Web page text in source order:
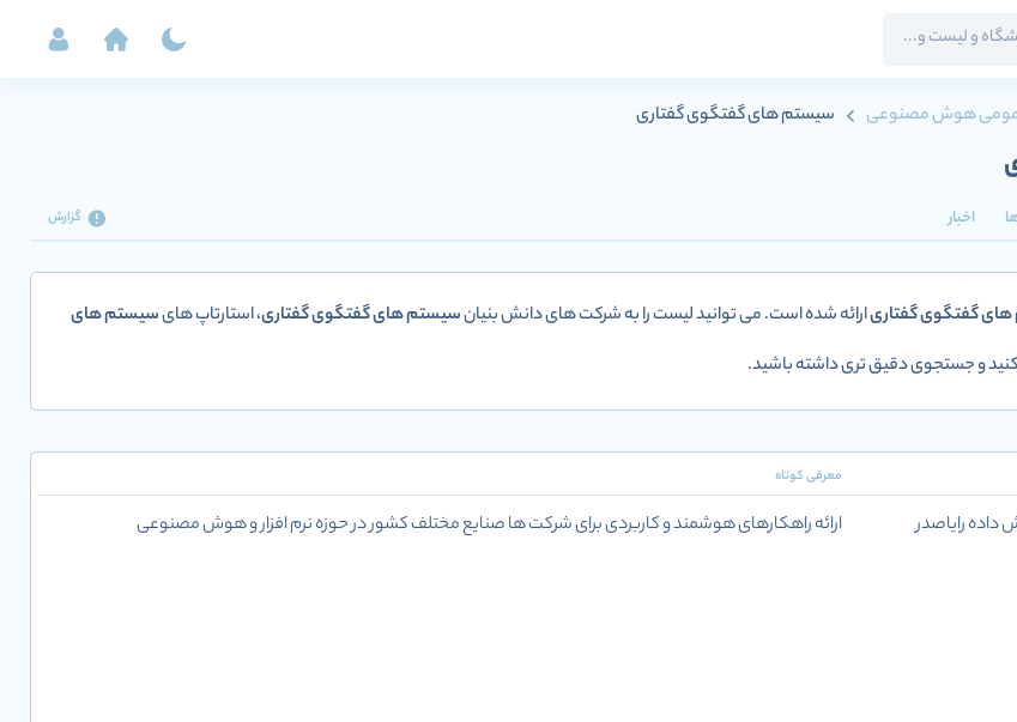
هوش مصنوعی سیستم های گفتگوی گفتاری
اخبار گزارش
گفتگوی گفتاریارائه شده است. می توانید لیست را به شرکت های دانش بنیانسیستم های گفتگوی گفتاری، استارتاپ هایسیستم های
و جستجوی دقیق تری داشته باشید.
معرفی کوتاه
رایاصدر ارائه راهکارهای هوشمند و کاربردی برای شرکت ها صنایع مختلف کشور در حوزه نرم افزار و هوش مصنوعی